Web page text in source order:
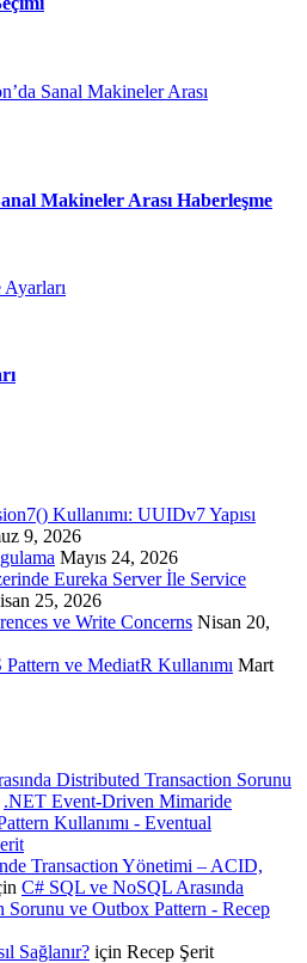
Makineler Arası Haberleşme
Kullanımı: UUIDv7 Yapısı
9, 2026
Mayıs 24, 2026
Eureka Server İle Service
25, 2026
ve Write Concerns Nisan 20,
ve MediatR Kullanımı Mart
Distributed Transaction Sorunu
.NET Event-Driven Mimaride
Kullanımı - Eventual
Transaction Yönetimi – ACID,
C# SQL ve NoSQL Arasında
Sorunu ve Outbox Pattern - Recep
Sağlanır? için Recep Şerit